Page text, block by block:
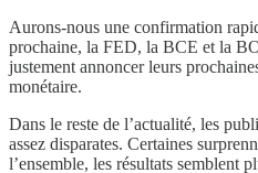
Aurons-nous une confirmation
prochaine, la FED, la BCE et la
justement annoncer leurs
monétaire.
Dans le reste de l’actualité, les
assez disparates. Certaines
l’ensemble, les résultats semblent